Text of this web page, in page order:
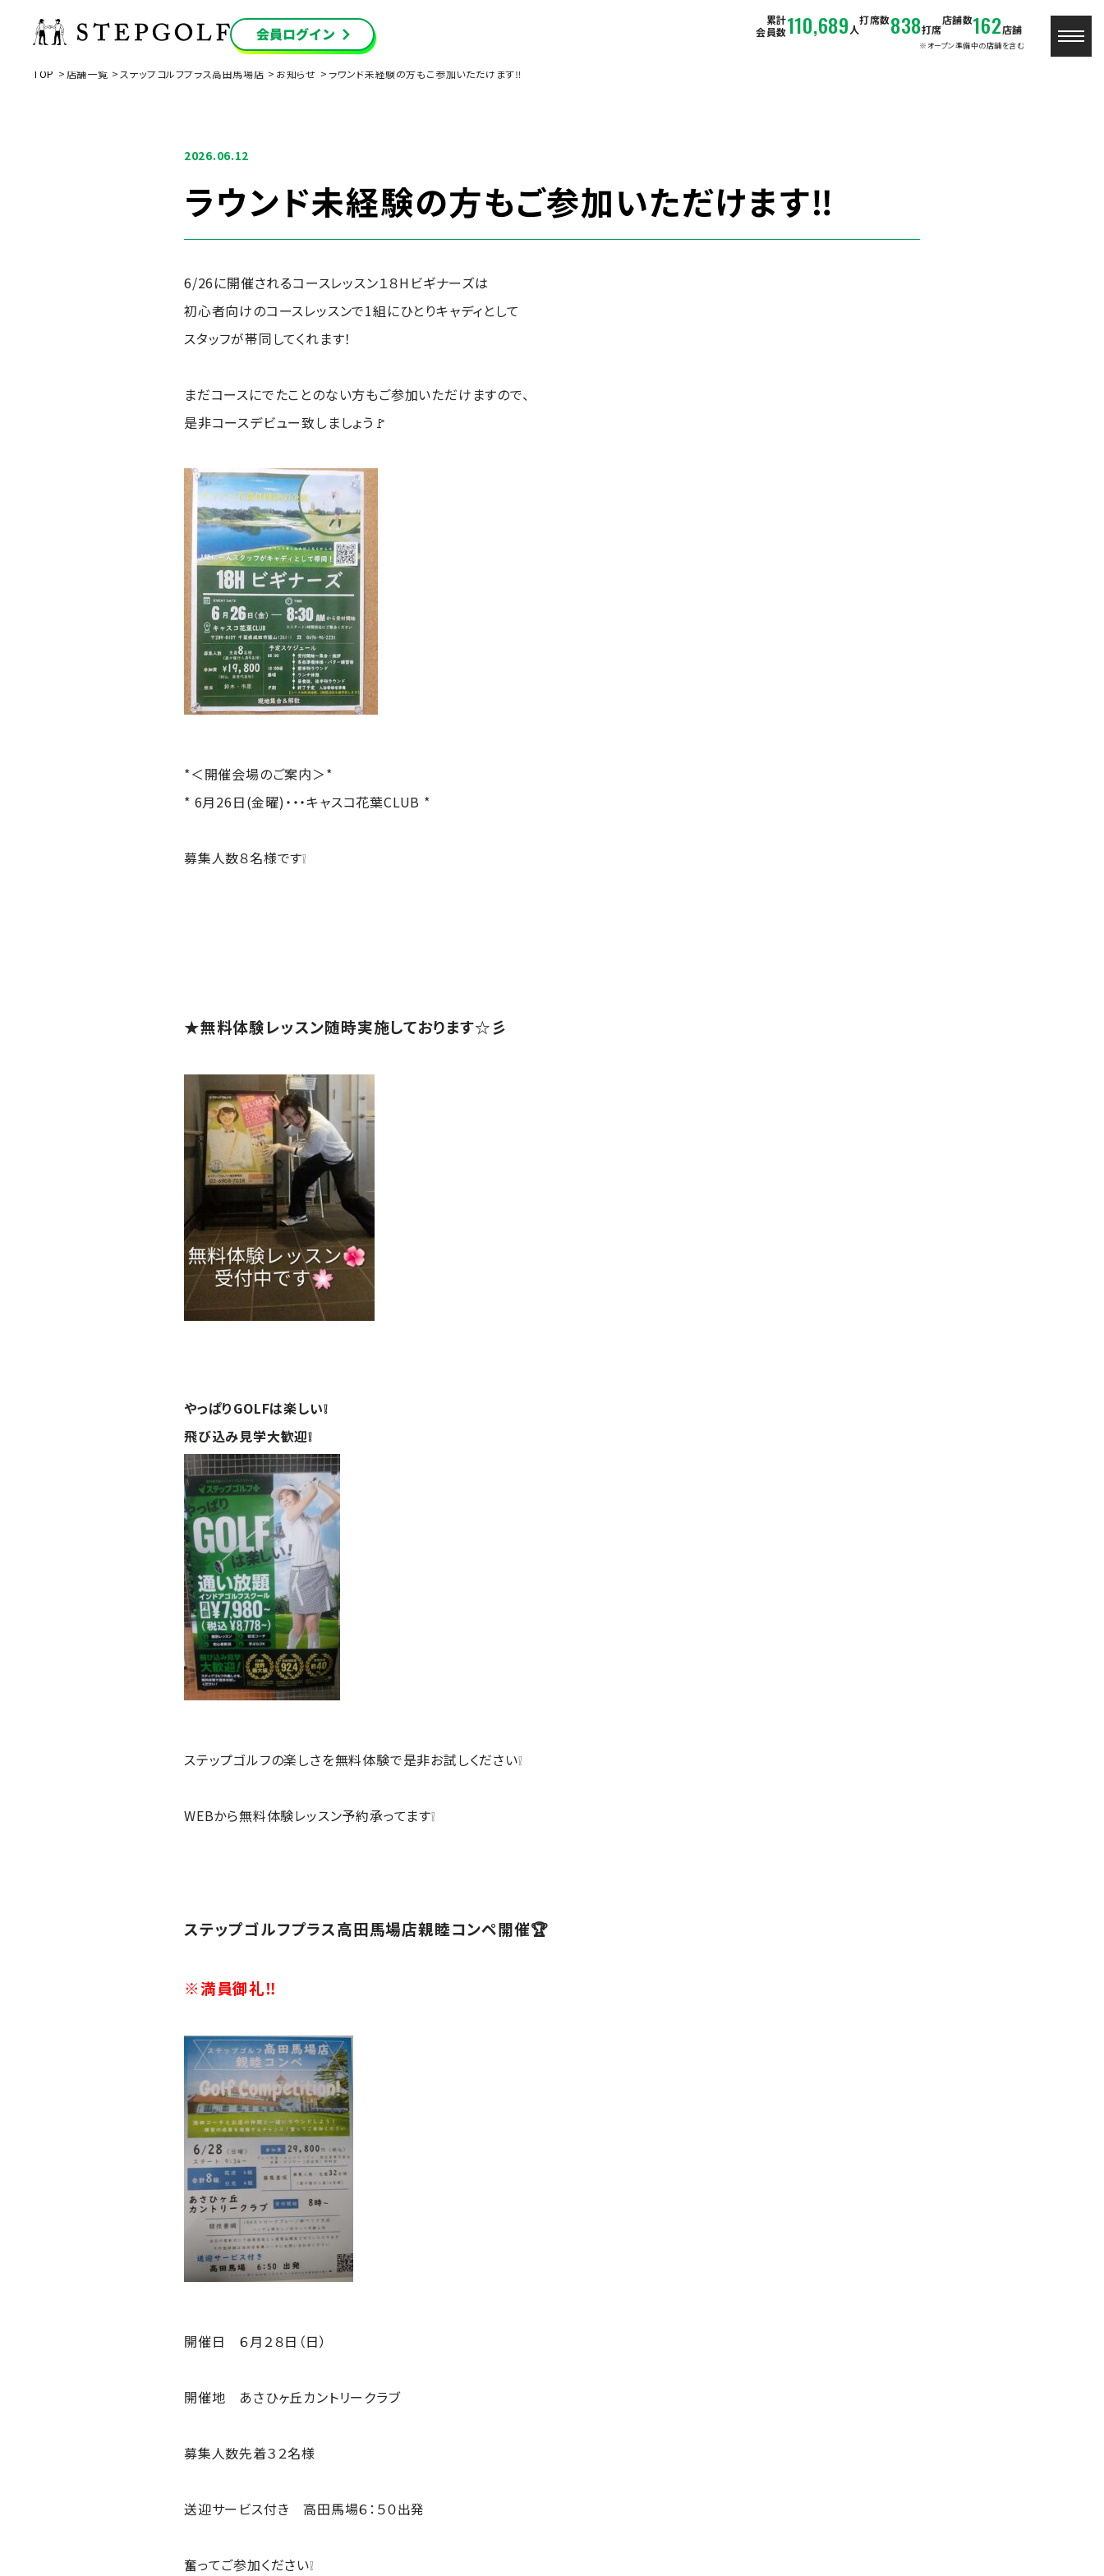
累計
会員数110,689 人
打席数838打席
店舗数162店舗
※オープン準備中の店舗を含む
TOP 店舗一覧 ステップゴルフプラス高田馬場店 お知らせ ラウンド未経験の方もご参加いただけます‼
2026.06.12
ラウンド未経験の方もご参加いただけます‼
6/26に開催されるコースレッスン１８Hビギナーズは
初心者向けのコースレッスンで1組にひとりキャディとして
スタッフが帯同してくれます！
まだコースにでたことのない方もご参加いただけますので、
是非コースデビュー致しましょう🚩
*＜開催会場のご案内＞*
* 6月26日(金曜)・・・キャスコ花葉CLUB *
募集人数８名様です❕
★無料体験レッスン随時実施しております☆彡
やっぱりGOLFは楽しい❕
飛び込み見学大歓迎❕
ステップゴルフの楽しさを無料体験で是非お試しください❕
WEBから無料体験レッスン予約承ってます❕
ステップゴルフプラス高田馬場店親睦コンペ開催🏆
※満員御礼‼
開催日 ６月２８日（日）
開催地 あさひヶ丘カントリークラブ
募集人数先着３２名様
送迎サービス付き 高田馬場６：５０出発
奮ってご参加ください❕